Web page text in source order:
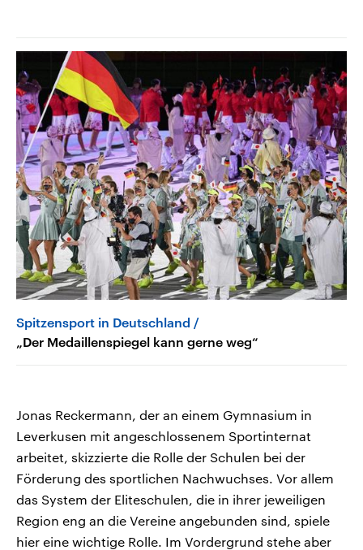
Spitzensport in Deutschland
„Der Medaillenspiegel kann gerne weg“
Jonas Reckermann, der an einem Gymnasium in
Leverkusen mit angeschlossenem Sportinternat
arbeitet, skizzierte die Rolle der Schulen bei der
Förderung des sportlichen Nachwuchses. Vor allem
das System der Eliteschulen, die in ihrer jeweiligen
Region eng an die Vereine angebunden sind, spiele
hier eine wichtige Rolle. Im Vordergrund stehe aber